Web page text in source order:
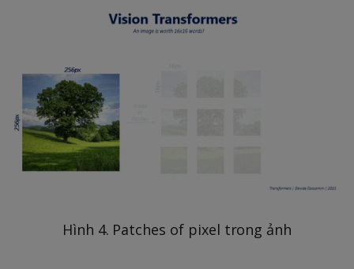
Hình 4. Patches of pixel trong ảnh